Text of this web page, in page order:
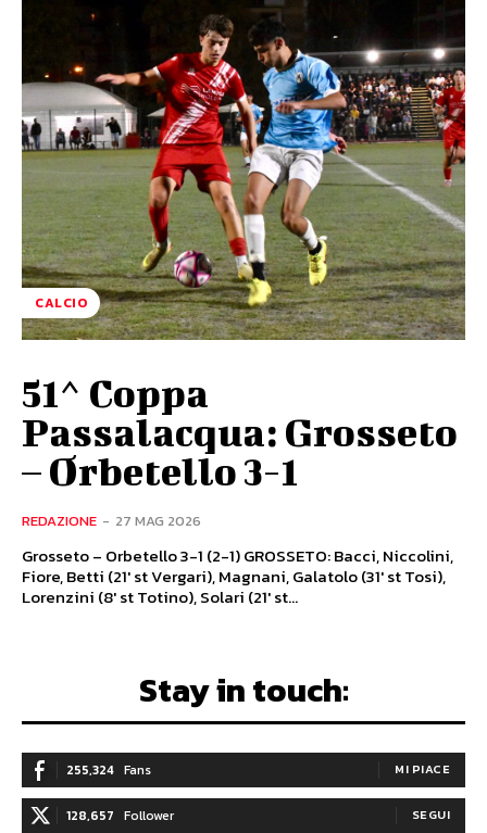
CALCIO
51^ Coppa
Passalacqua: Grosseto
– Orbetello 3-1
REDAZIONE - 27 MAG 2026
Grosseto – Orbetello 3-1 (2-1) GROSSETO: Bacci, Niccolini,
Fiore, Betti (21' st Vergari), Magnani, Galatolo (31' st Tosi),
Lorenzini (8' st Totino), Solari (21' st...
Stay in touch:
255,324 Fans MI PIACE
128,657 Follower SEGUI